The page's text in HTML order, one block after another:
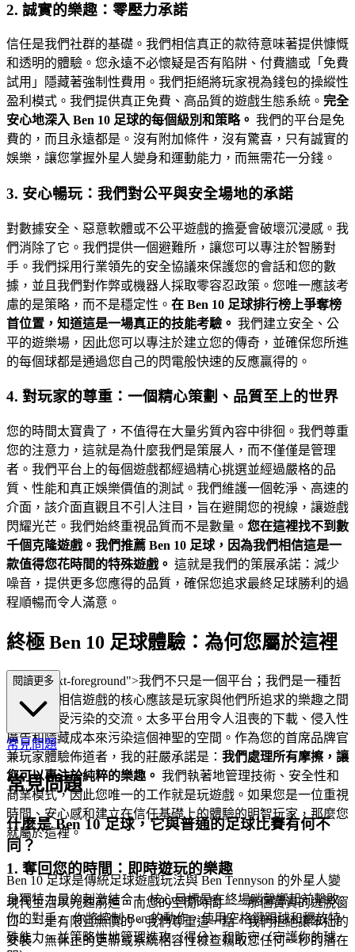
2. 誠實的樂趣：零壓力承諾
信任是我們社群的基礎。我們相信真正的款待意味著提供慷慨
和透明的體驗。您永遠不必懷疑是否有陷阱、付費牆或「免費
試用」隱藏著強制性費用。我們拒絕將玩家視為錢包的操縱性
盈利模式。我們提供真正免費、高品質的遊戲生態系統。 完全
安心地深入 Ben 10 足球的每個級別和策略。 我們的平台是免
費的，而且永遠都是。沒有附加條件，沒有驚喜，只有誠實的
娛樂，讓您掌握外星人變身和運動能力，而無需花一分錢。
3. 安心暢玩：我們對公平與安全場地的承諾
對數據安全、惡意軟體或不公平遊戲的擔憂會破壞沉浸感。我
們消除了它。我們提供一個避難所，讓您可以專注於智勝對
手。我們採用行業領先的安全協議來保護您的會話和您的數
據，並且我們對作弊或機器人採取零容忍政策。您唯一應該考
慮的是策略，而不是穩定性。 在 Ben 10 足球排行榜上爭奪榜
首位置，知道這是一場真正的技能考驗。 我們建立安全、公
平的遊樂場，因此您可以專注於建立您的傳奇，並確保您所進
的每個球都是通過您自己的閃電般快速的反應贏得的。
4. 對玩家的尊重：一個精心策劃、品質至上的世界
您的時間太寶貴了，不值得在大量劣質內容中徘徊。我們尊重
您的注意力，這就是為什麼我們是策展人，而不僅僅是管理
者。我們平台上的每個遊戲都經過精心挑選並經過嚴格的品
質、性能和真正娛樂價值的測試。我們維護一個乾淨、高速的
介面，該介面直觀且不引人注目，旨在避開您的視線，讓遊戲
閃耀光芒。我們始終重視品質而不是數量。 您在這裡找不到數
千個克隆遊戲。我們推薦 Ben 10 足球，因為我們相信這是一
款值得您花時間的特殊遊戲。 這就是我們的策展承諾：減少
噪音，提供更多您應得的品質，確保您追求最終足球勝利的過
程順暢而令人滿意。
終極 Ben 10 足球體驗：為何您屬於這裡
="mb-4 text-foreground">我們不只是一個平台；我們是一種哲
學。我們相信遊戲的核心應該是玩家與他們所追求的樂趣之間
純粹、未受污染的交流。太多平台用令人沮喪的下載、侵入性
廣告和隱藏成本來污染這個神聖的空間。作為您的首席品牌官
兼玩家體驗佈道者，我的莊嚴承諾是： 我們處理所有摩擦，讓
您可以專注於純粹的樂趣。 我們執著地管理技術、安全性和
商業模式，因此您唯一的工作就是玩遊戲。如果您是一位重視
時間、安心感和建立在信任基礎上的體驗的明智玩家，那麼您
就屬於這裡。
1. 奪回您的時間：即時遊玩的樂趣
現代生活以光速前進，而您的空閒時間——那個寶貴的逃脫窗
口——是有限且無價的。我們尊重這一點。我們拒絕讓笨拙的
安裝、無休止的更新或系統相容性檢查竊取您任何一秒的潛在
閱讀更多
常見問題
常見問題
什麼是 Ben 10 足球，它與普通的足球比賽有何不
同？
Ben 10 足球是傳統足球遊戲玩法與 Ben Tennyson 的外星人變
身獨特力量的刺激結合！ 核心目標是在終場哨聲響起前擊敗
你的對手。 你將控制 Ben 的動作，使用空格鍵踢球和釋放特
殊能力，並策略性地管理進攻（得分）和防守（守護你的球